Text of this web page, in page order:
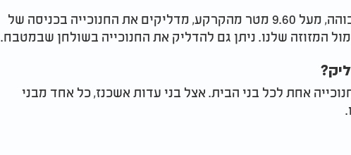
במידה ואתם גרים בדירה גבוהה, מעל 9.60 מטר מהקרקע, מדליקים את החנוכייה בכניסה של
המזוזה שלנו. ניתן גם להדליק את החנוכייה בשולחן שבמטבח.
אחת לכל בני הבית. אצל בני עדות אשכנז, כל אחד מבני